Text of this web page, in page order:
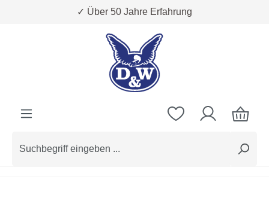
Zum Hauptinhalt springen✓ Über 50 Jahre Erfahrung